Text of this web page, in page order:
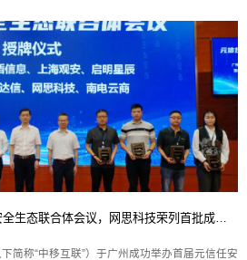
简称“中移互联”）于广州成功举办首届元信任安